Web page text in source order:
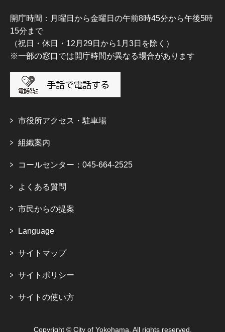
開庁時間：月曜日から金曜日の午前8時45分から午後5時
15分まで
（祝日・休日・12月29日から1月3日を除く）
※一部の窓口では開庁時間が異なる場合があります
市役所アクセス・駐車場
組織案内
コールセンター：045-664-2525
よくある質問
市民からの提案
Language
サイトマップ
サイトポリシー
サイトの使い方
Copyright © City of Yokohama. All rights reserved.